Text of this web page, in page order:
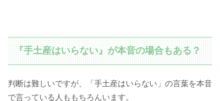
『手土産はいらない』が本音の場合もある？
判断は難しいですが、「手土産はいらない」の言葉を本音
で言っている人ももちろんいます。